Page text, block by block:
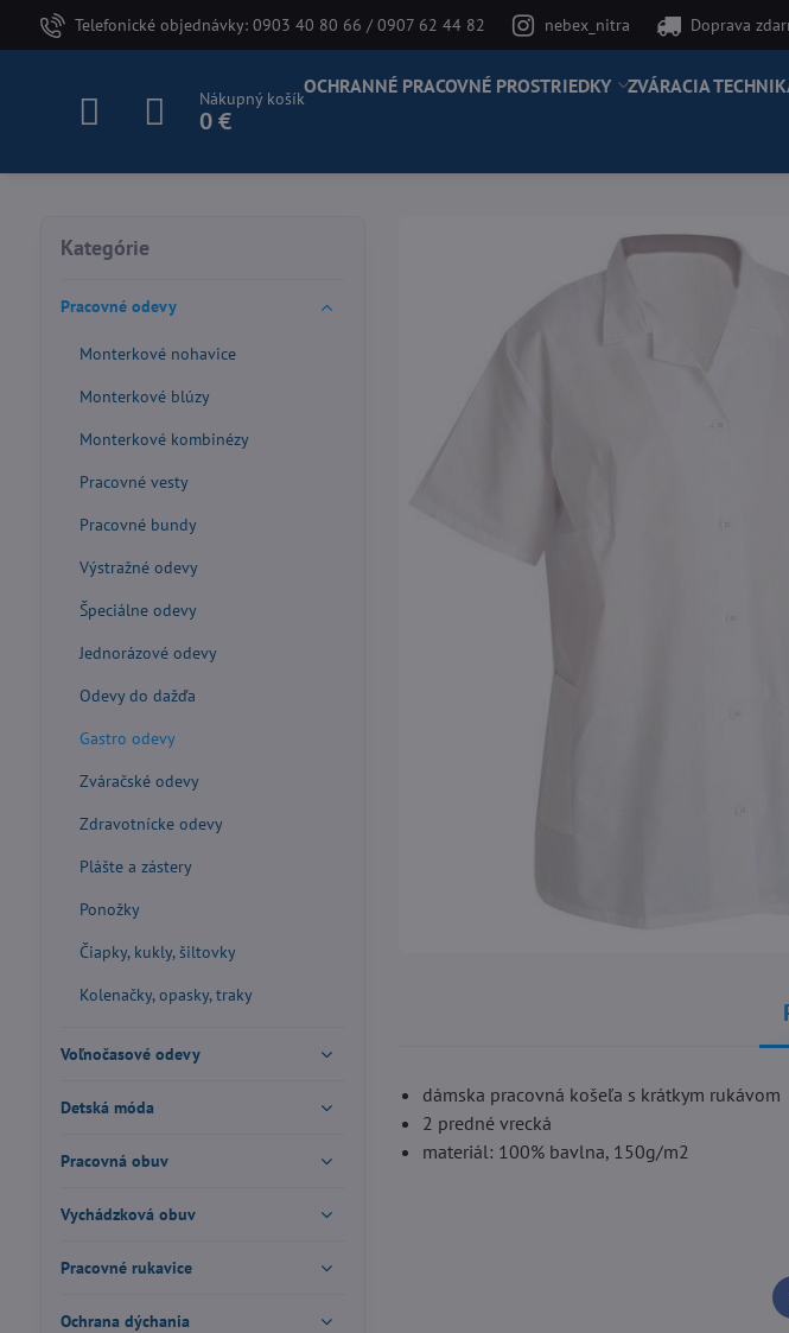
Telefonické objednávky: 0903 40 80 66 / 0907 62 44 82 nebex_nitra Doprava
Nákupný košík
0 €
OCHRANNÉ PRACOVNÉ PROSTRIEDKY ZVÁRACIA
dámska pracovná košeľa s krátkym rukávom
2 predné vrecká
materiál: 100% bavlna, 150g/m2
Kategórie
Pracovné odevy
Monterkové nohavice
Monterkové blúzy
Monterkové kombinézy
Pracovné vesty
Pracovné bundy
Výstražné odevy
Špeciálne odevy
Jednorázové odevy
Odevy do dažďa
Gastro odevy
Zváračské odevy
Zdravotnícke odevy
Plášte a zástery
Ponožky
Čiapky, kukly, šiltovky
Kolenačky, opasky, traky
Voľnočasové odevy
Detská móda
Pracovná obuv
Vychádzková obuv
Pracovné rukavice
Ochrana dýchania